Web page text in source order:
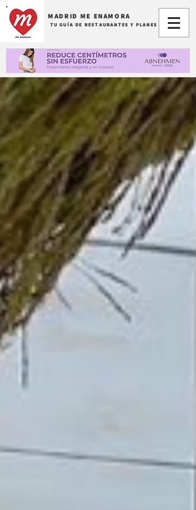
MADRID ME ENAMORA
TU GUÍA DE RESTAURANTES Y PLANES